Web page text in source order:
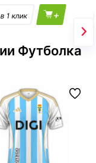
+
Футболка